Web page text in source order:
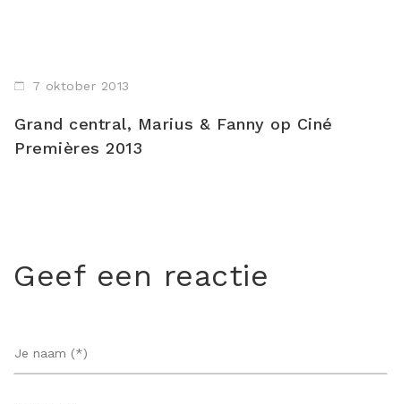
7 oktober 2013
Grand central, Marius & Fanny op Ciné
Premières 2013
Geef een reactie